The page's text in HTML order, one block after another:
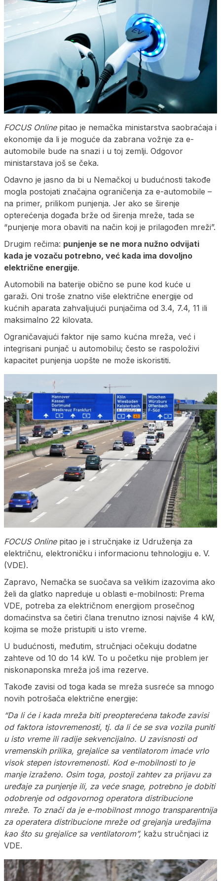
FOCUS Online pitao je nemačka ministarstva saobraćaja i
ekonomije da li je moguće da zabrana vožnje za e-
automobile bude na snazi i u toj zemlji. Odgovor
ministarstava još se čeka.
Odavno je jasno da bi u Nemačkoj u budućnosti takođe
mogla postojati značajna ograničenja za e-automobile –
na primer, prilikom punjenja. Jer ako se širenje
opterećenja događa brže od širenja mreže, tada se
“punjenje mora obaviti na način koji je prilagođen mreži”.
Drugim rečima: punjenje se ne mora nužno odvijati
kada je vozaču potrebno, već kada ima dovoljno
električne energije.
Automobili na baterije obično se pune kod kuće u
garaži. Oni troše znatno više električne energije od
kućnih aparata zahvaljujući punjačima od 3.4, 7.4, 11 ili
maksimalno 22 kilovata.
Ograničavajući faktor nije samo kućna mreža, već i
integrisani punjač u automobilu; često se raspoloživi
kapacitet punjenja uopšte ne može iskoristiti.
FOCUS Onlinepitao je i stručnjake iz Udruženja za
električnu, elektroničku i informacionu tehnologiju e. V.
(VDE).
Zapravo, Nemačka se suočava sa velikim izazovima ako
želi da glatko napreduje u oblasti e-mobilnosti: Prema
VDE, potreba za električnom energijom prosečnog
domaćinstva sa četiri člana trenutno iznosi najviše 4 kW,
kojima se može pristupiti u isto vreme.
U budućnosti, međutim, stručnjaci očekuju dodatne
zahteve od 10 do 14 kW. To u početku nije problem jer
niskonaponska mreža još ima rezerve.
Takođe zavisi od toga kada se mreža susreće sa mnogo
novih potrošača električne energije:
“Da li će i kada mreža biti preopterećena takođe zavisi
od faktora istovremenosti, tj. da li će se sva vozila puniti
u isto vreme ili radije sekvencijalno. U zavisnosti od
vremenskih prilika, grejalice sa ventilatorom imaće vrlo
visok stepen istovremenosti. Kod e-mobilnosti to je
manje izraženo. Osim toga, postoji zahtev za prijavu za
uređaje za punjenje ili, za veće snage, potrebno je dobiti
odobrenje od odgovornog operatora distribucione
mreže. To znači da je e-mobilnost mnogo transparentnija
za operatera distribucione mreže od grejanja uređajima
kao što su grejalice sa ventilatorom”, kažu stručnjaci iz
VDE.